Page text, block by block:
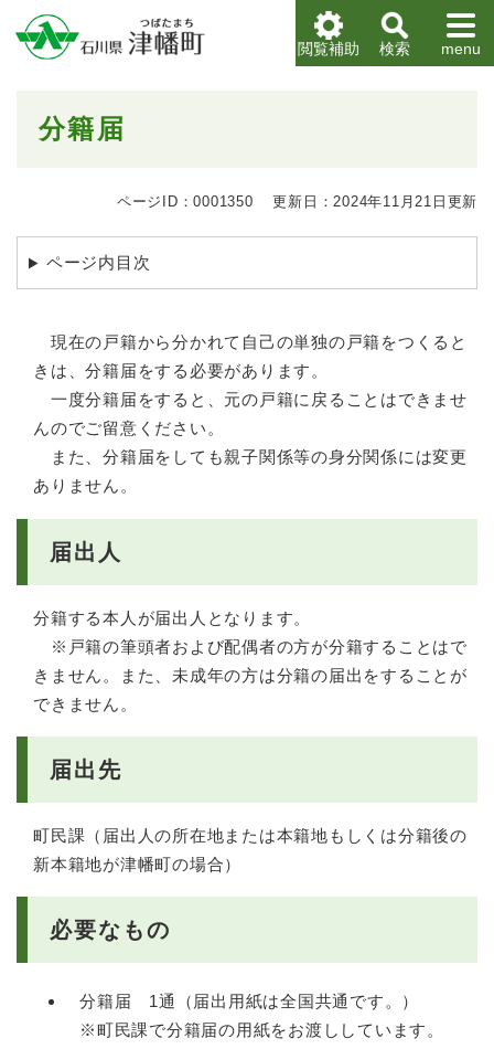
メニューを飛ばして本文へ
閲覧補助
検索 menu
分籍届
ページID：0001350 更新日：2024年11月21日更新
ページ内目次
現在の戸籍から分かれて自己の単独の戸籍をつくると
きは、分籍届をする必要があります。
一度分籍届をすると、元の戸籍に戻ることはできませ
んのでご留意ください。
また、分籍届をしても親子関係等の身分関係には変更
ありません。
届出人
分籍する本人が届出人となります。
※戸籍の筆頭者および配偶者の方が分籍することはで
きません。また、未成年の方は分籍の届出をすることが
できません。
届出先
町民課（届出人の所在地または本籍地もしくは分籍後の
新本籍地が津幡町の場合）
必要なもの
分籍届 1通（届出用紙は全国共通です。）
※町民課で分籍届の用紙をお渡ししています。